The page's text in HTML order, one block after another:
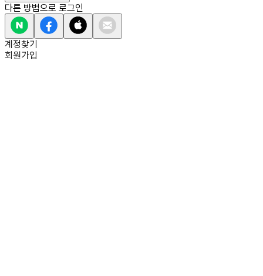
다른 방법으로 로그인
계정찾기
회원가입